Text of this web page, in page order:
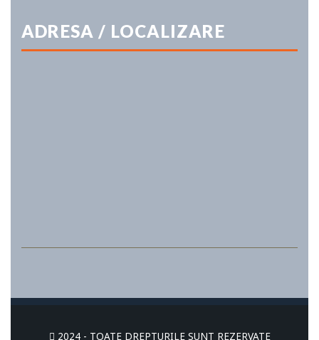
ADRESA / LOCALIZARE
2024 - TOATE DREPTURILE SUNT REZERVATE